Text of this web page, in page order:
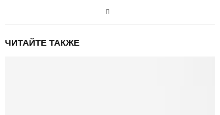
ЧИТАЙТЕ ТАКЖЕ